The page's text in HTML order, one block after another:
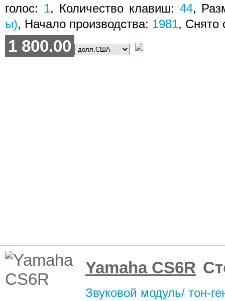
голос: 1, Количество клавиш: 44,
ы), Начало производства: 1981, Снято
1 800.00
Yamaha CS6R
Звуковой модуль/ тон-